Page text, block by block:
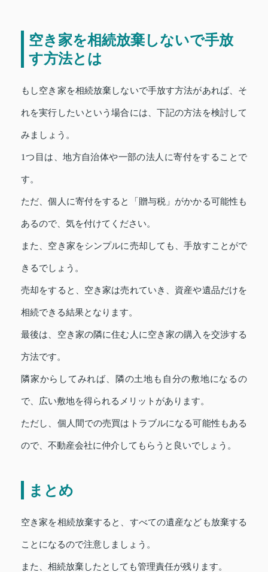
空き家を相続放棄しないで手放
す方法とは
もし空き家を相続放棄しないで手放す方法があれば、そ
れを実行したいという場合には、下記の方法を検討して
みましょう。
1つ目は、地方自治体や一部の法人に寄付をすることで
す。
ただ、個人に寄付をすると「贈与税」がかかる可能性も
あるので、気を付けてください。
また、空き家をシンプルに売却しても、手放すことがで
きるでしょう。
売却をすると、空き家は売れていき、資産や遺品だけを
相続できる結果となります。
最後は、空き家の隣に住む人に空き家の購入を交渉する
方法です。
隣家からしてみれば、隣の土地も自分の敷地になるの
で、広い敷地を得られるメリットがあります。
ただし、個人間での売買はトラブルになる可能性もある
ので、不動産会社に仲介してもらうと良いでしょう。
まとめ
空き家を相続放棄すると、すべての遺産なども放棄する
ことになるので注意しましょう。
また、相続放棄したとしても管理責任が残ります。